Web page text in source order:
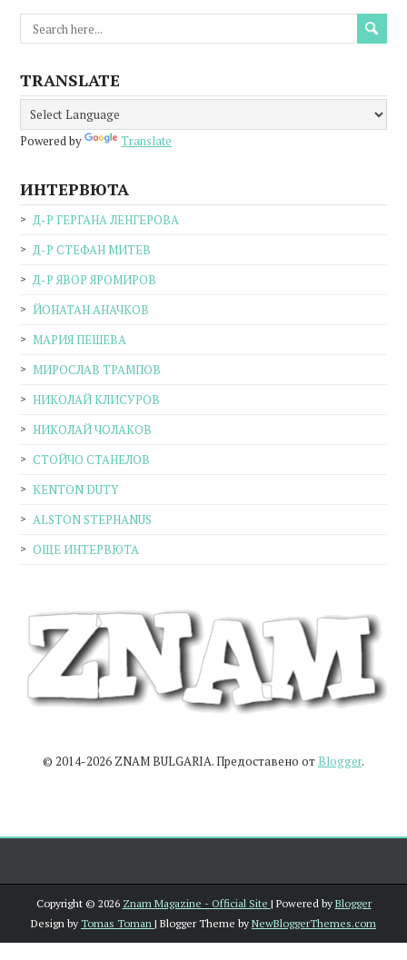
TRANSLATE
Powered by Translate
ИНТЕРВЮТА
Д-Р ГЕРГАНА ЛЕНГЕРОВА
Д-Р СТЕФАН МИТЕВ
Д-Р ЯВОР ЯРОМИРОВ
ЙОНАТАН АНАЧКОВ
МАРИЯ ПЕШЕВА
МИРОСЛАВ ТРАМПОВ
НИКОЛАЙ КЛИСУРОВ
НИКОЛАЙ ЧОЛАКОВ
СТОЙЧО СТАНЕЛОВ
KENTON DUTY
ALSTON STEPHANUS
ОЩЕ ИНТЕРВЮТА
© 2014-2026 ZNAM BULGARIA. Предоставено от Blogger.
Copyright © 2026 Znam Magazine - Official Site | Powered by Blogger
Design by Tomas Toman | Blogger Theme by NewBloggerThemes.com